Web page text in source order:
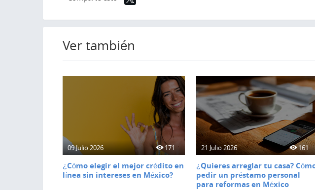
Ver también
09 Julio 2026 171
¿Cómo elegir el mejor crédito en
línea sin intereses en México?
21 Julio 2026 161
¿Quieres arreglar tu casa?
pedir un préstamo personal
para reformas en México